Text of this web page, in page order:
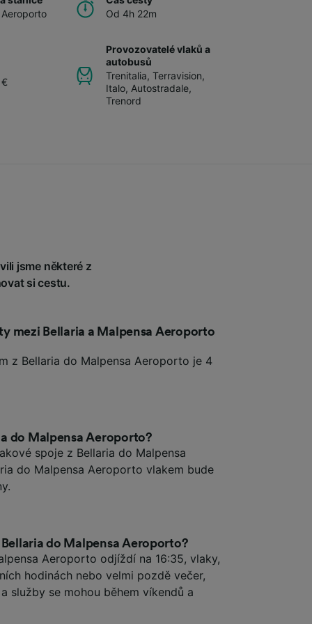
Od 4h 22m
Provozovatelé vlaků a
autobusů
Trenitalia, Terravision,
Italo, Autostradale,
Trenord
jsme některé z
si cestu.
mezi Bellaria a Malpensa Aeroporto
z Bellaria do Malpensa Aeroporto je 4
do Malpensa Aeroporto?
spoje z Bellaria do Malpensa
do Malpensa Aeroporto vlakem bude
do Malpensa Aeroporto?
Aeroporto odjíždí na 16:35, vlaky,
hodinách nebo velmi pozdě večer,
služby se mohou během víkendů a